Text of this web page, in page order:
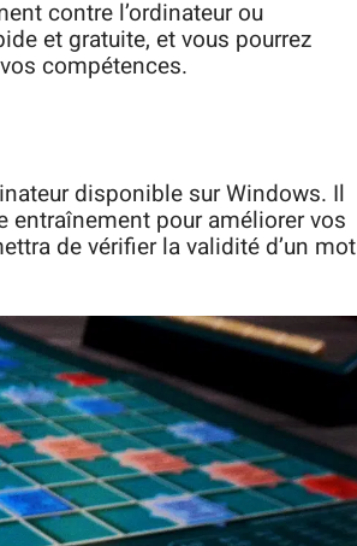
contre l’ordinateur ou
et gratuite, et vous pourrez
compétences.
disponible sur Windows. Il
entraînement pour améliorer vos
de vérifier la validité d’un mot